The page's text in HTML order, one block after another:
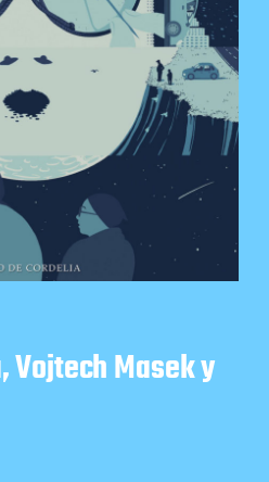
Vojtech Masek y